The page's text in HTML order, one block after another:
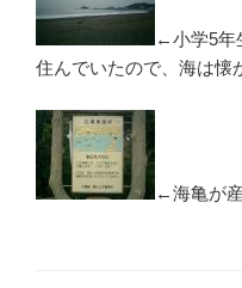
←小学5年
住んでいたので、海は懐
←海亀が